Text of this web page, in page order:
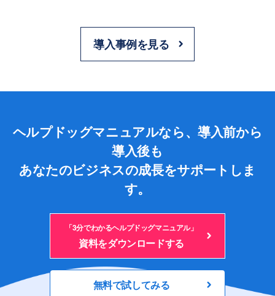
導入事例を見る
ヘルプドッグマニュアルなら、導入前から
導入後も
あなたのビジネスの成長をサポートしま
す。
「3分でわかるヘルプドッグマニュアル」
資料をダウンロードする
無料で試してみる